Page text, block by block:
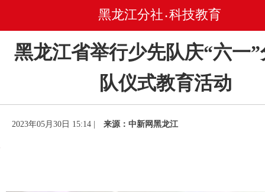
黑龙江分社 • 科技教育
黑龙江省举行少先队庆“六一
队仪式教育活动
2023年05月30日 15:14 | 来源：中新网黑龙江